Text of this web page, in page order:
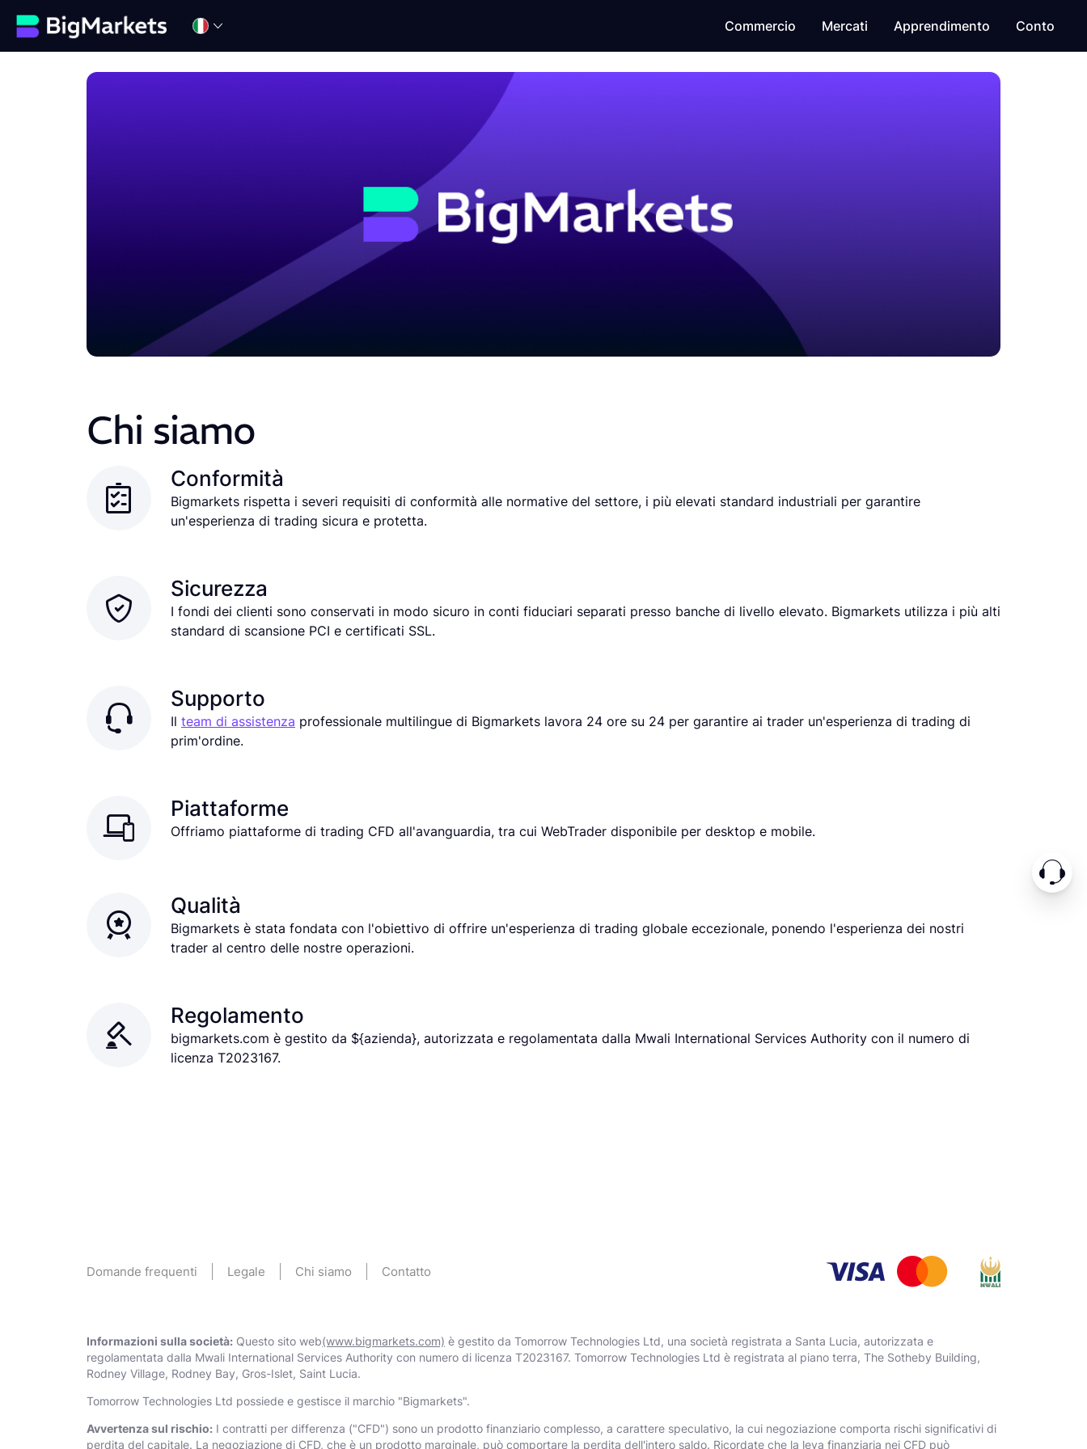
Commercio Mercati Apprendimento Conto
Chi siamo
Conformità
Bigmarkets rispetta i severi requisiti di conformità alle normative del settore, i più elevati standard industriali per garantire
un'esperienza di trading sicura e protetta.
Sicurezza
I fondi dei clienti sono conservati in modo sicuro in conti fiduciari separati presso banche di livello elevato. Bigmarkets utilizza i più alti
standard di scansione PCI e certificati SSL.
Supporto
Il team di assistenza professionale multilingue di Bigmarkets lavora 24 ore su 24 per garantire ai trader un'esperienza di trading di
prim'ordine.
Piattaforme
Offriamo piattaforme di trading CFD all'avanguardia, tra cui WebTrader disponibile per desktop e mobile.
Qualità
Bigmarkets è stata fondata con l'obiettivo di offrire un'esperienza di trading globale eccezionale, ponendo l'esperienza dei nostri
trader al centro delle nostre operazioni.
Regolamento
bigmarkets.com è gestito da ${azienda}, autorizzata e regolamentata dalla Mwali International Services Authority con il numero di
licenza T2023167.
Domande frequenti Legale Chi siamo Contatto
Informazioni sulla società: Questo sito web(www.bigmarkets.com) è gestito da Тоmоrrоw Technologies Ltd, una società registrata a Santa Lucia, autorizzata e
regolamentata dalla Mwali International Services Authority con numero di licenza T2023167. Тоmоrrоw Technologies Ltd è registrata al piano terra, The Sotheby Building,
Rodney Village, Rodney Bay, Gros-Islet, Saint Lucia.
Тоmоrrоw Technologies Ltd possiede e gestisce il marchio "Bigmarkets".
Avvertenza sul rischio: I contratti per differenza ("CFD") sono un prodotto finanziario complesso, a carattere speculativo, la cui negoziazione comporta rischi significativi di
perdita del capitale. La negoziazione di CFD, che è un prodotto marginale, può comportare la perdita dell'intero saldo. Ricordate che la leva finanziaria nei CFD può